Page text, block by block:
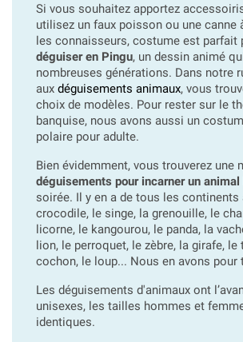
Si vous souhaitez apportez
utilisez un faux poisson ou une canne
les connaisseurs, costume est parfait
déguiser en Pingu, un dessin animé
nombreuses générations. Dans notre
aux déguisements animaux, vous
choix de modèles. Pour rester sur le
banquise, nous avons aussi un
polaire pour adulte.
Bien évidemment, vous trouverez une
déguisements pour incarner un animal
soirée. Il y en a de tous les continents
crocodile, le singe, la grenouille, le
licorne, le kangourou, le panda, la
lion, le perroquet, le zèbre, la girafe, le
cochon, le loup... Nous en avons pour
Les déguisements d'animaux ont
unisexes, les tailles hommes et
identiques.